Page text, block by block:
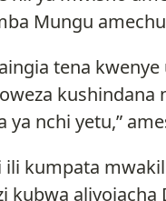
Mungu
tena
nchi yetu,”
kumpata
kubwa aliyoiacha